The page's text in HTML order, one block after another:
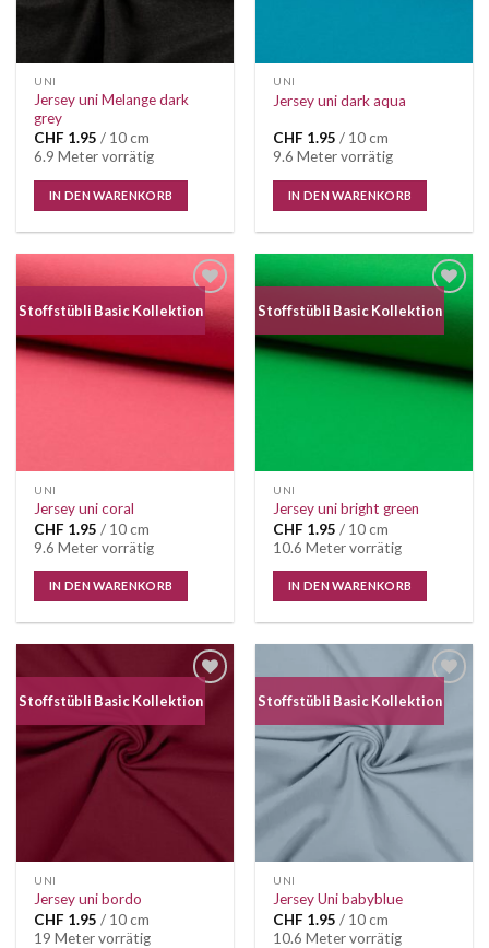
UNI
Jersey uni Melange dark
grey
CHF 1.95 / 10 cm
6.9 Meter vorrätig
IN DEN WARENKORB
UNI
Jersey uni dark aqua
CHF 1.95 / 10 cm
9.6 Meter vorrätig
IN DEN WARENKORB
Stoffstübli Basic Kollektion
Auf die
UNI
Jersey uni coral
CHF 1.95 / 10 cm
9.6 Meter vorrätig
IN DEN WARENKORB
Stoffstübli Basic Kollektion
Auf die
UNI
Jersey uni bright green
CHF 1.95 / 10 cm
10.6 Meter vorrätig
IN DEN WARENKORB
Stoffstübli Basic Kollektion
Auf die
UNI
Jersey uni bordo
CHF 1.95 / 10 cm
19 Meter vorrätig
Stoffstübli Basic Kollektion
Auf die
UNI
Jersey Uni babyblue
CHF 1.95 / 10 cm
10.6 Meter vorrätig